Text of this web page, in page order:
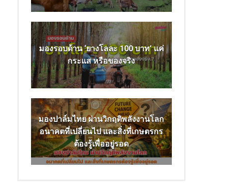
มองรอบด้าน ‘ยางโลละ 100 บาท’ แค่
กระแส หรือของจริง
มองปาล์มไทย ผ่านวิกฤติพลังงานโลก
อนาคตที่เปลี่ยนไป และสิ่งที่เกษตรกร
ต้องรู้เพื่ออยู่รอด